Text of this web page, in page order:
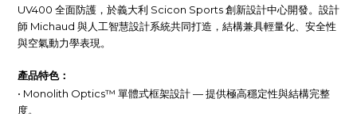
UV400 全面防護，於義大利 Scicon Sports 創新設計中心開發。設計
師 Michaud 與人工智慧設計系統共同打造，結構兼具輕量化、安全性
與空氣動力學表現。
產品特色：
• Monolith Optics™ 單體式框架設計 — 提供極高穩定性與結構完整
度。